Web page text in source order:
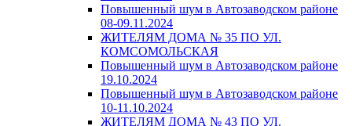
Повышенный шум в Автозаводском районе
08-09.11.2024
ЖИТЕЛЯМ ДОМА № 35 ПО УЛ.
КОМСОМОЛЬСКАЯ
Повышенный шум в Автозаводском районе
19.10.2024
Повышенный шум в Автозаводском районе
10-11.10.2024
ЖИТЕЛЯМ ДОМА № 43 ПО УЛ.